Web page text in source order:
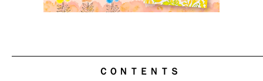
ＣＯＮＴＥＮＴＳ